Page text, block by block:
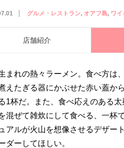
グルメ・レストラン オアフ島 ワイ
店舗紹介
まれの熱々ラーメン。食べ方は
えたぎる器にかぶせた赤い蓋か
1杯だ。また、食べ応えのある
混ぜて雑炊にして食べる、一杯
アルが火山を想像させるデザー
ダーしてほしい。